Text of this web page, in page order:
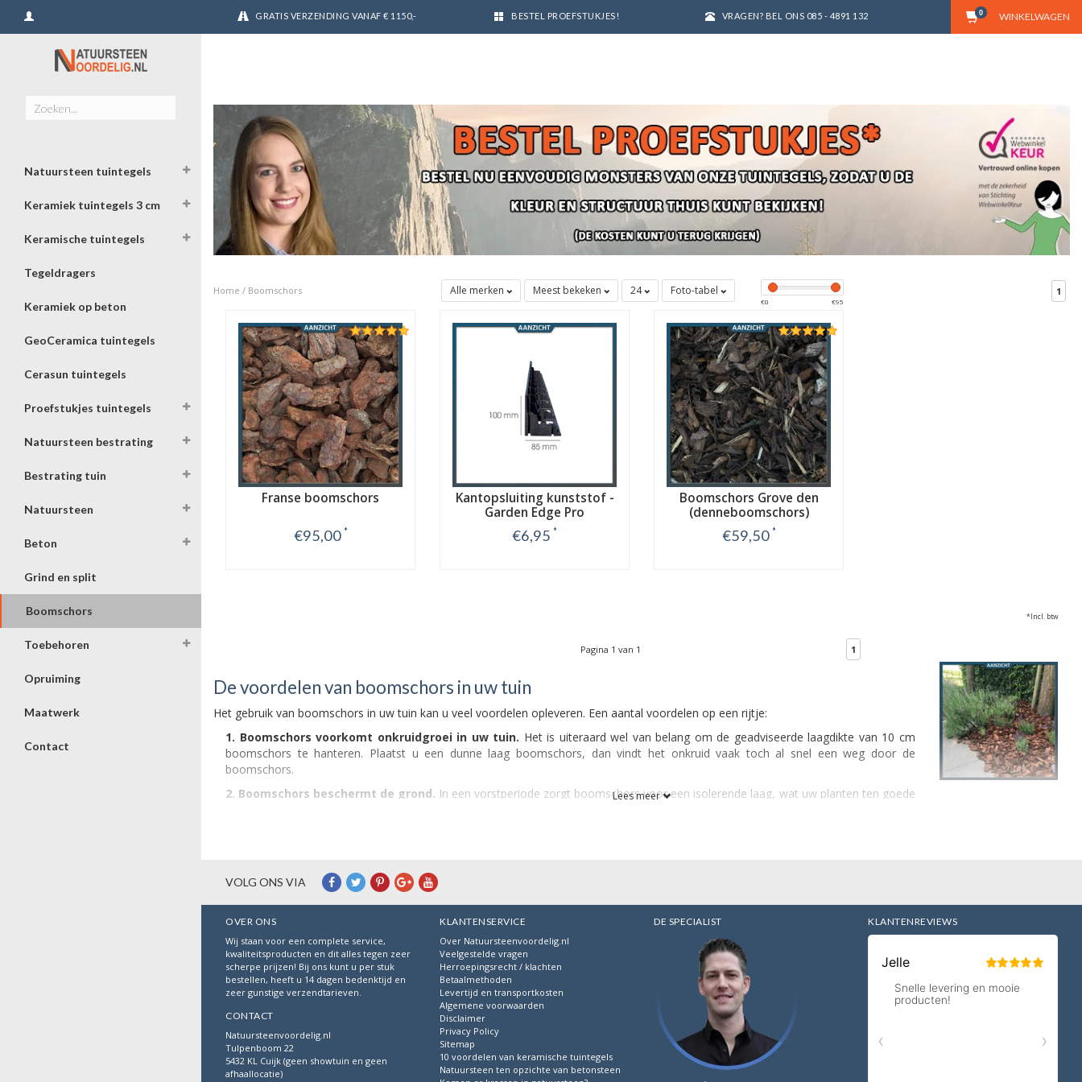
GRATIS VERZENDING VANAF € 1150,- BESTEL PROEFSTUKJES! VRAGEN? BEL ONS 085 - 4891 132 WINKELWAGEN
0
Natuursteen tuintegels
Keramiek tuintegels 3 cm
Keramische tuintegels
Tegeldragers
Keramiek op beton
GeoCeramica tuintegels
Cerasun tuintegels
Proefstukjes tuintegels
Natuursteen bestrating
Bestrating tuin
Natuursteen
Beton
Grind en split
Boomschors
Toebehoren
Opruiming
Maatwerk
Contact
Home / Boomschors Alle merken Meest bekeken 24 Foto-tabel
€0 €95
1
Franse boomschors
€95,00 *
Kantopsluiting kunststof -
Garden Edge Pro
€6,95 *
Boomschors Grove den
(denneboomschors)
€59,50 *
*Incl. btw
Pagina 1 van 1 1
De voordelen van boomschors in uw tuin
Het gebruik van boomschors in uw tuin kan u veel voordelen opleveren. Een aantal voordelen op een rijtje:
1. Boomschors voorkomt onkruidgroei in uw tuin. Het is uiteraard wel van belang om de geadviseerde laagdikte van 10 cm
boomschors te hanteren. Plaatst u een dunne laag boomschors, dan vindt het onkruid vaak toch al snel een weg door de
boomschors.
2. Boomschors beschermt de grond. In een vorstperiode zorgt boomschors voor een isolerende laag, wat uw planten ten goede
4. Boomschors is kindvriendelijk.Het is niet voor niets dat er geregeld in speeltuinen of andere speelgebieden boomschors
wordt gebruikt. Het breekt de val natuurlijk beter dan betonnen tegels bijvoorbeeld.
zeer goedkope bodembedekker is, MET vele voordelen!
Lees meer
VOLG ONS VIA
OVER ONS
Wij staan voor een complete service,
kwaliteitsproducten en dit alles tegen zeer
scherpe prijzen! Bij ons kunt u per stuk
bestellen, heeft u 14 dagen bedenktijd en
zeer gunstige verzendtarieven.
CONTACT
Natuursteenvoordelig.nl
Tulpenboom 22
5432 KL Cuijk (geen showtuin en geen
afhaallocatie)
KLANTENSERVICE
Over Natuursteenvoordelig.nl
Veelgestelde vragen
Herroepingsrecht / klachten
Betaalmethoden
Levertijd en transportkosten
Algemene voorwaarden
Disclaimer
Privacy Policy
Sitemap
10 voordelen van keramische tuintegels
Natuursteen ten opzichte van betonsteen
DE SPECIALIST KLANTENREVIEWS